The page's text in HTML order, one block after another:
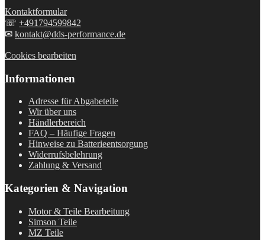
Kontaktformular
☏ +491794599842
✉ kontakt@dds-performance.de
Cookies bearbeiten
Informationen
Adresse für Abgabeteile
Wir über uns
Händlerbereich
FAQ – Häufige Fragen
Hinweise zu Batterieentsorgung
Widerrufsbelehrung
Zahlung & Versand
Kategorien & Navigation
Motor & Teile Bearbeitung
Simson Teile
MZ Teile